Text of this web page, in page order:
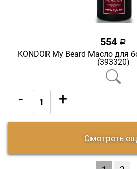
554 a
KONDOR My Beard Масло для
(393320)
- +
Смотреть